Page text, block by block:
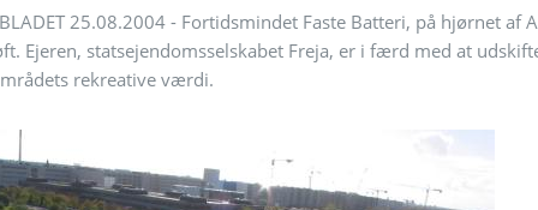
25.08.2004 - Fortidsmindet Faste Batteri, på hjørnet
Ejeren, statsejendomsselskabet Freja, er i færd med at
rekreative værdi.